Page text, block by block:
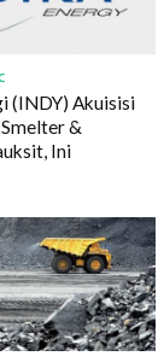
(INDY) Akuisisi
&
Ini